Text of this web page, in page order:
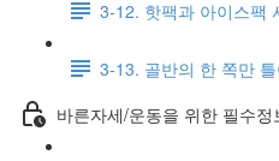
3-12. 핫팩과 아이스팩
3-13. 골반의 한 쪽만
바른자세/운동을 위한 필수정